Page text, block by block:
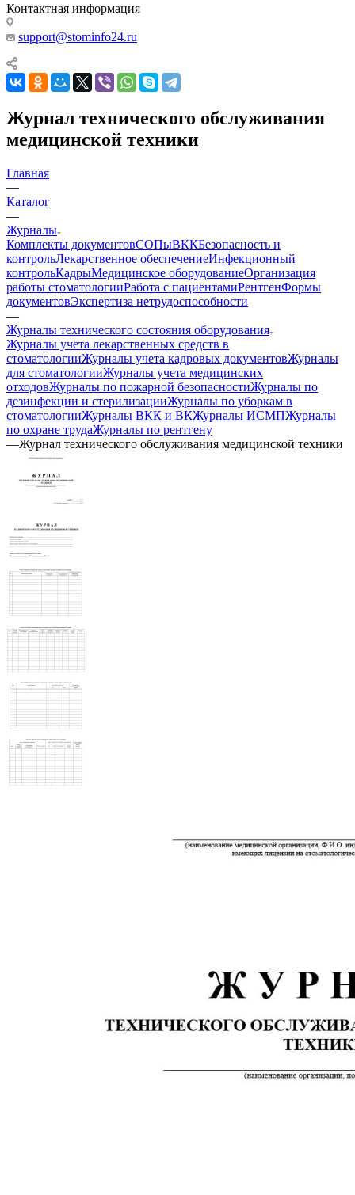
Контактная информация
support@stominfo24.ru
Журнал технического обслуживания
медицинской техники
Главная
—
Каталог
—
Журналы
Комплекты документовСОПыВККБезопасность и
контрольЛекарственное обеспечениеИнфекционный
контрольКадрыМедицинское оборудованиеОрганизация
работы стоматологииРабота с пациентамиРентгенФормы
документовЭкспертиза нетрудоспособности
—
Журналы технического состояния оборудования
Журналы учета лекарственных средств в
стоматологииЖурналы учета кадровых документовЖурналы
для стоматологииЖурналы учета медицинских
отходовЖурналы по пожарной безопасностиЖурналы по
дезинфекции и стерилизацииЖурналы по уборкам в
стоматологииЖурналы ВКК и ВКЖурналы ИСМПЖурналы
по охране трудаЖурналы по рентгену
—Журнал технического обслуживания медицинской техники